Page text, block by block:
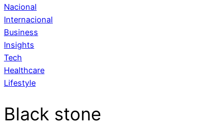
Nacional
Internacional
Business
Insights
Tech
Healthcare
Lifestyle
Black stone